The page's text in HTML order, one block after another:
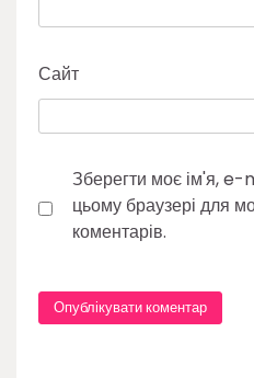
Сайт
Зберегти моє ім'я, e-
цьому браузері для
коментарів.